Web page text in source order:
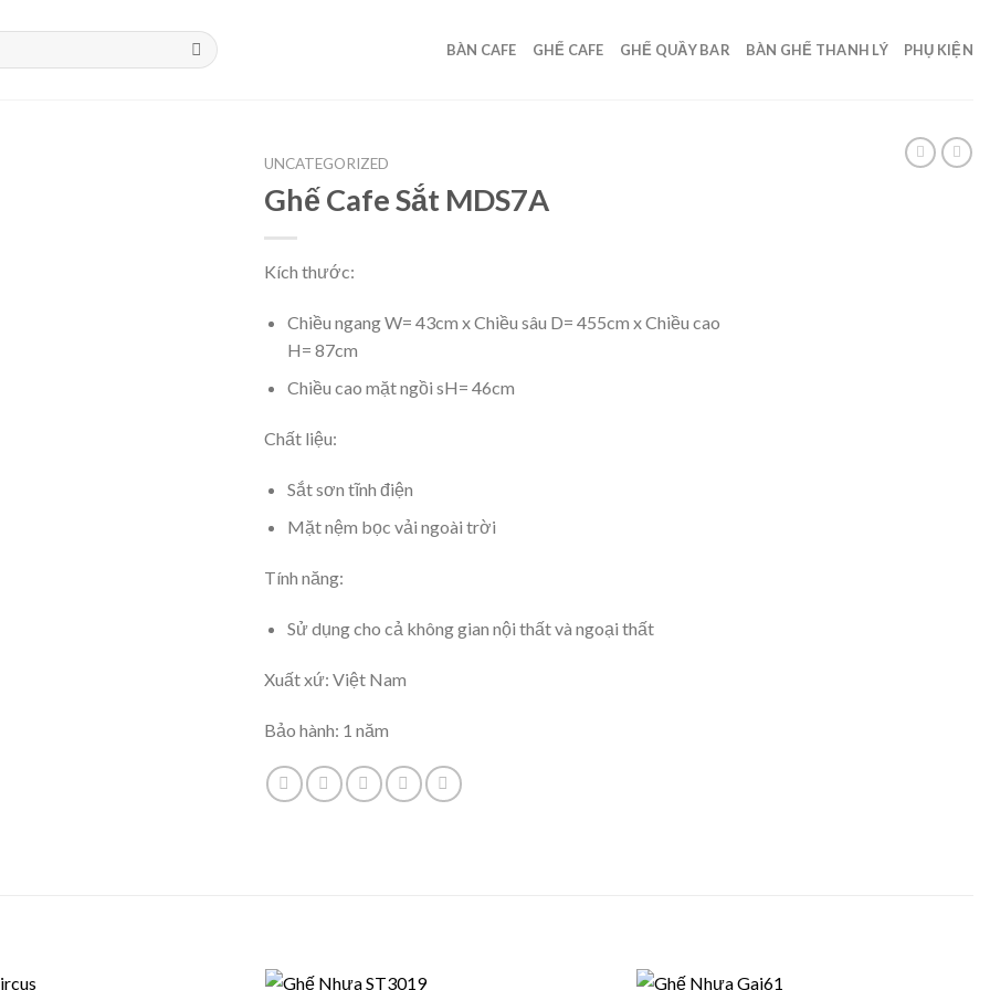
BÀN CAFE GHẾ CAFE GHẾ QUẦY BAR BÀN GHẾ THANH LÝ PHỤ KIỆN
UNCATEGORIZED
Ghế Cafe Sắt MDS7A
Kích thước:
Chiều ngang W= 43cm x Chiều sâu D= 455cm x Chiều cao
H= 87cm
Chiều cao mặt ngồi sH= 46cm
Chất liệu:
Sắt sơn tĩnh điện
Mặt nệm bọc vải ngoài trời
Tính năng:
Sử dụng cho cả không gian nội thất và ngoại thất
Xuất xứ: Việt Nam
Bảo hành: 1 năm